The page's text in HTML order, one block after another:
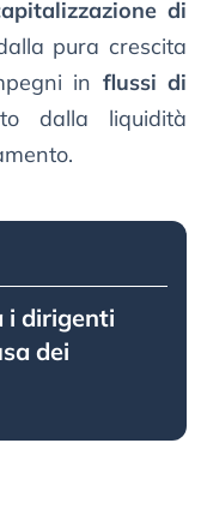
di
pura crescita
in flussi di
dalla liquidità
i dirigenti
dei